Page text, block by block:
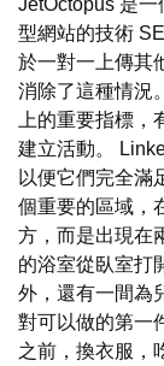
型網站的技術
於一對一上傳其
消除了這種情況
上的重要指標
建立活動。
以便它們完全滿
個重要的區域，
方，而是出現在
的浴室從臥室打
外，還有一間為
對可以做的第一
之前，換衣服，